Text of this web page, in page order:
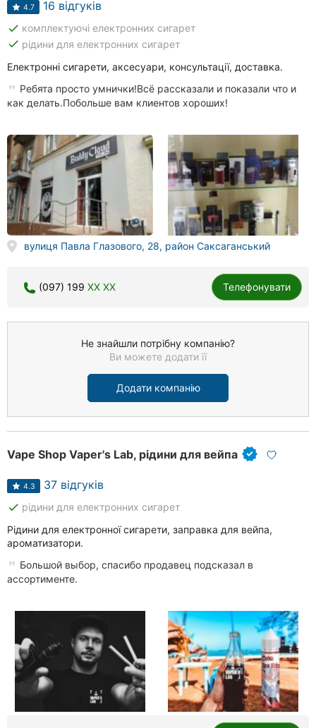
4.7 16 відгуків
done комплектуючі електронних сигарет
done рідини для електронних сигарет
Електронні сигарети, аксесуари, консультації, доставка.
Ребята просто умнички!Всё рассказали и показали что и
как делать.Побольше вам клиентов хороших!
вулиця Павла Глазового, 28, район Саксаганський
(097) 199 XX XX Телефонувати
Не знайшли потрібну компанію?
Ви можете додати її
Додати компанію
Vape Shop Vaper's Lab, рідини для вейпа
4.3 37 відгуків
done рідини для електронних сигарет
Рідини для електронної сигарети, заправка для вейпа,
ароматизатори.
Большой выбор, спасибо продавец подсказал в
ассортименте.